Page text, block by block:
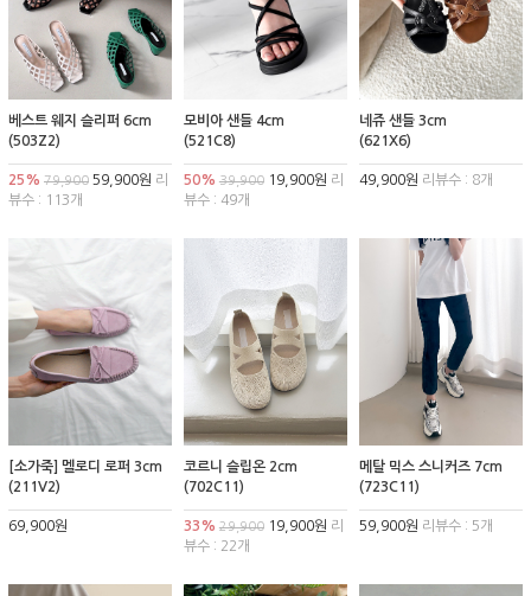
베스트 웨지 슬리퍼 6cm
(503Z2)
25% 79,900 59,900원 리
뷰수 : 113개
모비아 샌들 4cm
(521C8)
50% 39,90019,900원 리
뷰수 : 49개
네쥬 샌들 3cm
(621X6)
49,900원 리뷰수 : 8개
[소가죽] 멜로디 로퍼 3cm
(211V2)
69,900원
코르니 슬립온 2cm
(702C11)
33% 29,90019,900원 리
뷰수 : 22개
메탈 믹스 스니커즈 7cm
(723C11)
59,900원 리뷰수 : 5개